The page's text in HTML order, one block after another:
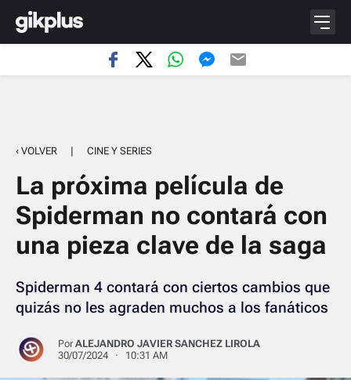
‹ VOLVER | CINE Y SERIES
La próxima película de
Spiderman no contará con
una pieza clave de la saga
Spiderman 4 contará con ciertos cambios que
quizás no les agraden muchos a los fanáticos
PorALEJANDRO JAVIER SANCHEZ LIROLA
30/07/2024 · 10:31 AM